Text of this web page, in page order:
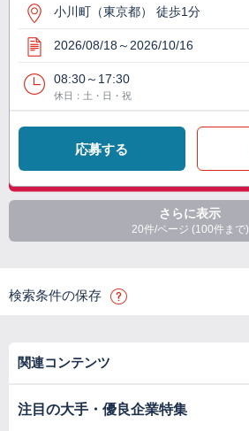
小川町（東京都） 徒歩1分
2026/08/18～2026/10/16
08:30～17:30
休日：土・日・祝
応募する
さらに表示
20件/ページ (100件まで)
検索条件の保存
関連コンテンツ
注目の大手・優良企業特集